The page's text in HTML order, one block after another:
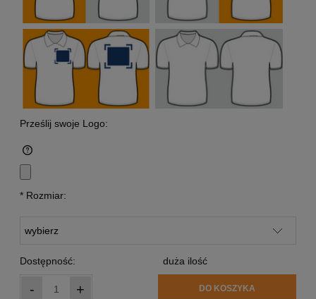
Prześlij swoje Logo:
* Rozmiar:
Dostępność: duża ilość
- + DO KOSZYKA